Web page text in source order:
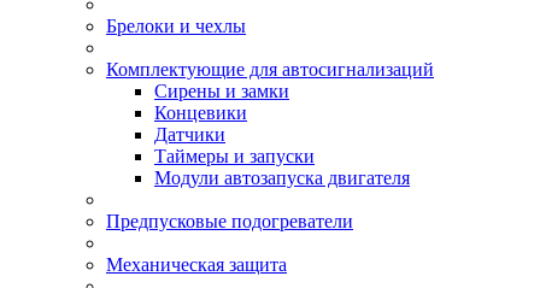
Брелоки и чехлы
Комплектующие для автосигнализаций
Сирены и замки
Концевики
Датчики
Таймеры и запуски
Модули автозапуска двигателя
Предпусковые подогреватели
Механическая защита